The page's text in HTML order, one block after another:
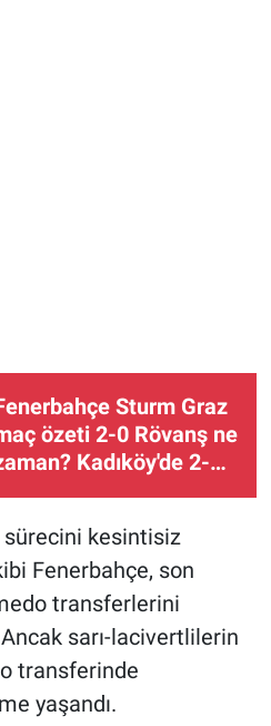
Sturm Graz
özeti 2-0 Rövanş ne
Kadıköy'de 2-
kesintisiz
Fenerbahçe, son
transferlerini
sarı-lacivertlilerin
transferinde
yaşandı.